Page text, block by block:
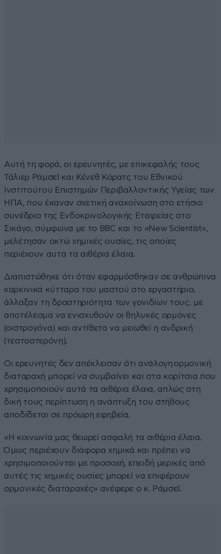
Αυτή τη φορά, οι ερευνητές, με επικεφαλής τους
Τάλιερ Ράμσεϊ και Κένεθ Κόρατς του Εθνικού
Ινστιτούτου Επιστημών Περιβαλλοντικής Υγείας των
ΗΠΑ, που έκαναν σχετική ανακοίνωση στο ετήσιο
συνέδριο της Ενδοκρινολογικής Εταιρείας στο
Σικάγο, σύμφωνα με το BBC και το «New Scientist»,
μελέτησαν οκτώ χημικές ουσίες, τις οποίες
περιέχουν αυτά τα αιθέρια έλαια.
Διαπιστώθηκε ότι όταν εφαρμόσθηκαν σε ανθρώπινα
καρκινικά κύτταρα του μαστού στο εργαστήριο,
άλλαξαν τη δραστηριότητα των γονιδίων τους, με
αποτέλεσμα να ενισχυθούν οι θηλυκές ορμόνες
(οιστρογόνα) και αντίθετα να μειωθεί η ανδρική
(τεστοστερόνη).
Οι ερευνητές δεν απέκλεισαν ότι ανάλογη ορμονική
διαταραχή μπορεί να συμβαίνει και στα κορίτσια που
χρησιμοποιούν αυτά τα αιθέρια έλαια, απλώς στη
δική τους περίπτωση η ανάπτυξη του στήθους
αποδίδεται σε πρόωρη εφηβεία.
«Η κοινωνία μας θεωρεί ασφαλή τα αιθέρια έλαια.
Όμως περιέχουν διάφορα χημικά και πρέπει να
χρησιμοποιούνται με προσοχή, επειδή μερικές από
αυτές τις χημικές ουσίες μπορεί να επιφέρουν
ορμονικές διαταραχές» ανέφερε ο κ. Ράμσεϊ.